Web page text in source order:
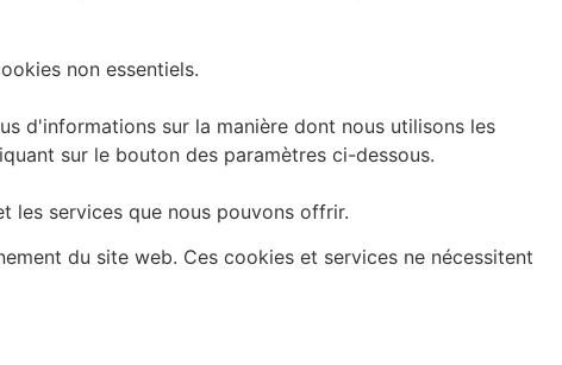
non essentiels.
d'informations sur la manière dont nous utilisons les
sur le bouton des paramètres ci-dessous.
les services que nous pouvons offrir.
du site web. Ces cookies et services ne nécessitent